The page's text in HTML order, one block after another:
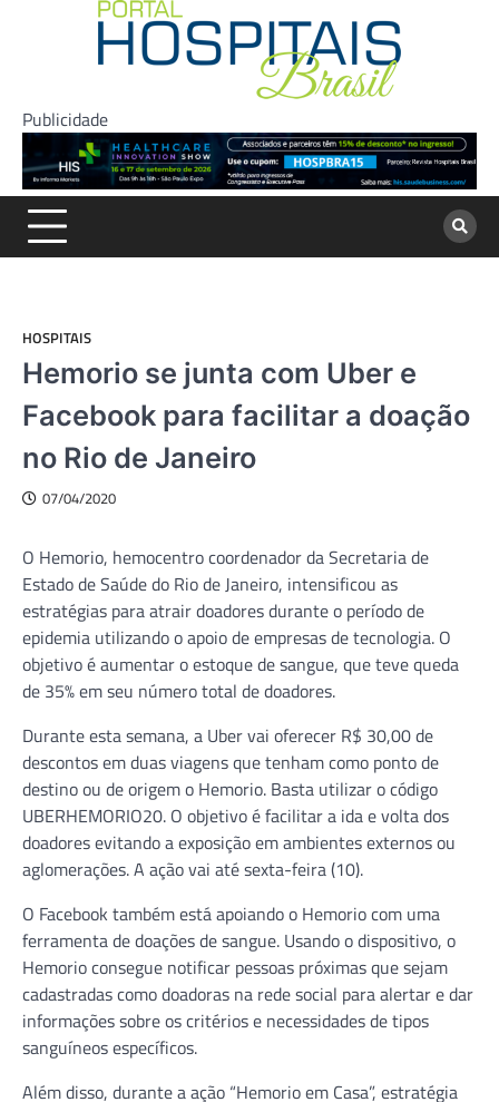
Publicidade
HOSPITAIS
Hemorio se junta com Uber e
Facebook para facilitar a doação
no Rio de Janeiro
07/04/2020
O Hemorio, hemocentro coordenador da Secretaria de
Estado de Saúde do Rio de Janeiro, intensificou as
estratégias para atrair doadores durante o período de
epidemia utilizando o apoio de empresas de tecnologia. O
objetivo é aumentar o estoque de sangue, que teve queda
de 35% em seu número total de doadores.
Durante esta semana, a Uber vai oferecer R$ 30,00 de
descontos em duas viagens que tenham como ponto de
destino ou de origem o Hemorio. Basta utilizar o código
UBERHEMORIO20. O objetivo é facilitar a ida e volta dos
doadores evitando a exposição em ambientes externos ou
aglomerações. A ação vai até sexta-feira (10).
O Facebook também está apoiando o Hemorio com uma
ferramenta de doações de sangue. Usando o dispositivo, o
Hemorio consegue notificar pessoas próximas que sejam
cadastradas como doadoras na rede social para alertar e dar
informações sobre os critérios e necessidades de tipos
sanguíneos específicos.
Além disso, durante a ação “Hemorio em Casa”, estratégia